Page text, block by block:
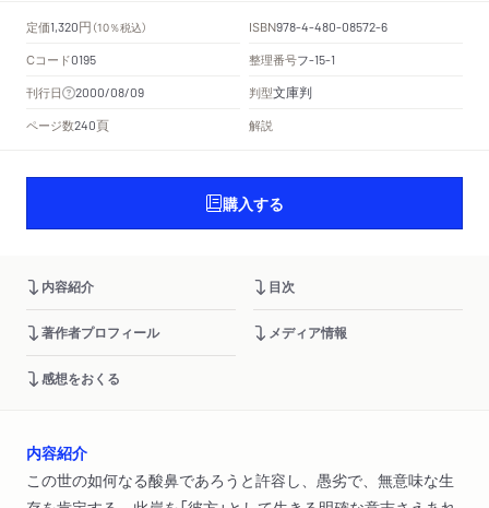
定価1,320円 （10％税込） ISBN978-4-480-08572-6
Cコード0195 整理番号フ-15-1
刊行日 2000/08/09 判型文庫判
ページ数240頁 解説
購入する
内容紹介 目次
著作者プロフィール メディア情報
感想をおくる
内容紹介
この世の如何なる酸鼻であろうと許容し、愚劣で、無意味な生